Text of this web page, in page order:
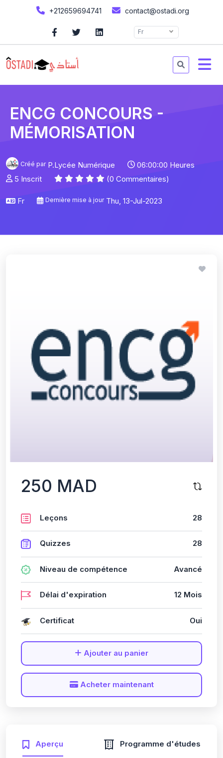
+212659694741 contact@ostadi.org
Fr
ENCG CONCOURS -
MÉMORISATION
Créé par P.Lycée Numérique
06:00:00 Heures
5 Inscrit
(0 Commentaires)
Fr Dernière mise à jour Thu, 13-Jul-2023
Aperçu Programme d'études
250 MAD
Leçons 28
Quizzes 28
Niveau de compétence Avancé
Délai d'expiration 12 Mois
Certificat Oui
Ajouter au panier
Acheter maintenant